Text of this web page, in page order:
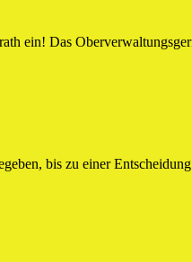
ein! Das
bis zu einer